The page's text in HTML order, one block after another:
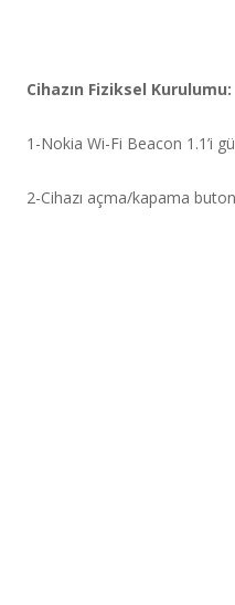
Cihazın Fiziksel Kurulumu:
1-Nokia Wi-Fi Beacon 1.1’i
2-Cihazı açma/kapama